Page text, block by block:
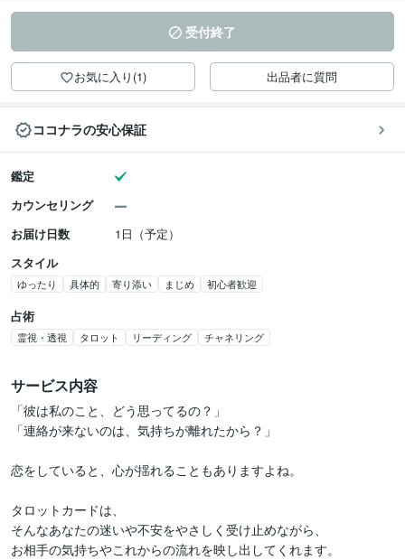
受付終了
お気に入り(1) 出品者に質問
ココナラの安心保証
鑑定
カウンセリング
お届け日数
1日（予定）
スタイル
ゆったり 具体的 寄り添い まじめ 初心者歓迎
占術
霊視・透視 タロット リーディング チャネリング
サービス内容
「彼は私のこと、どう思ってるの？」
「連絡が来ないのは、気持ちが離れたから？」
恋をしていると、心が揺れることもありますよね。
タロットカードは、
そんなあなたの迷いや不安をやさしく受け止めながら、
お相手の気持ちやこれからの流れを映し出してくれます。